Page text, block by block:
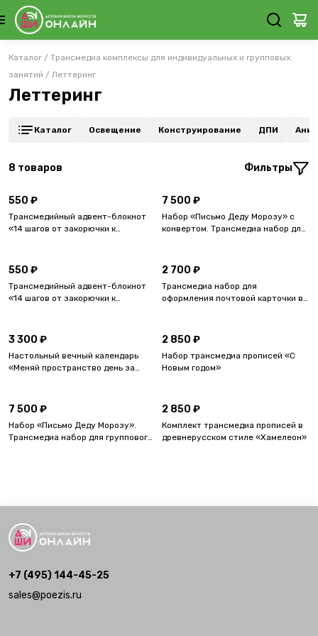
Каталог / Трансмедиа комплексы для индивидуальных и групповых
занятий / Леттеринг
Леттеринг
Каталог Освещение Конструирование ДПИ
8 товаров Фильтры
550 ₽
Трансмедийный адвент-блокнот
«14 шагов от закорючки к
7 500 ₽
Набор «Письмо Деду Морозу» с
конвертом. Трансмедиа набор для
550 ₽
Трансмедийный адвент-блокнот
«14 шагов от закорючки к
2 700 ₽
Трансмедиа набор для
оформления почтовой карточки в
3 300 ₽
Настольный вечный календарь
«Меняй пространство день за
2 850 ₽
Набор трансмедиа прописей «С
Новым годом»
7 500 ₽
Набор «Письмо Деду Морозу».
Трансмедиа набор для группового
2 850 ₽
Комплект трансмедиа прописей в
древнерусском стиле «Хамелеон»
+7 (495) 144-45-25
sales@poezis.ru